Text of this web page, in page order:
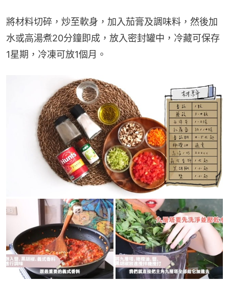
將材料切碎，炒至軟身，加入茄膏及調味料，然後加
水或高湯煮20分鐘即成，放入密封罐中，冷藏可保存
1星期，冷凍可放1個月。